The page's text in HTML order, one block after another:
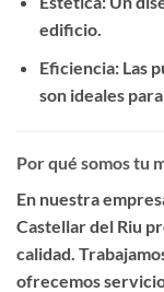
edificio.
Eficiencia: Las
son ideales
Por qué somos tu
En nuestra
Castellar del Riu
calidad.
ofrecemos